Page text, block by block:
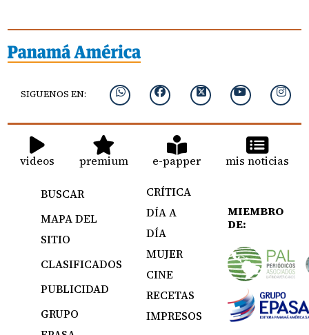
SIGUENOS EN:
videos premium e-papper mis noticias
BUSCAR
MAPA DEL
SITIO
CLASIFICADOS
PUBLICIDAD
GRUPO
CRÍTICA
DÍA A
DÍA
MUJER
CINE
RECETAS
IMPRESOS
MIEMBRO
DE: